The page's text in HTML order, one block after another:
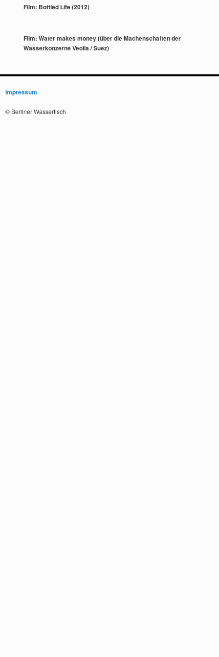
Film: Bottled Life (2012)
Film: Water makes money (über die Machenschaften der
Wasserkonzerne Veolia / Suez)
Impressum
© Berliner Wassertisch